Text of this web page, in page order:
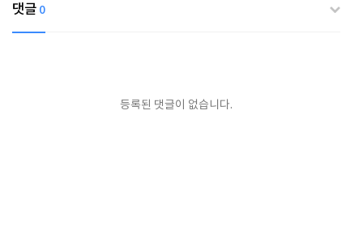
댓글 0
등록된 댓글이 없습니다.